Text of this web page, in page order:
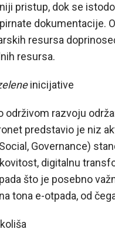
pristup, dok se
dokumentacije.
resursa
resursa.
inicijative
održivom razvoju
predstavio je niz
Governance)
digitalnu
što je posebno
tona e-otpada, od